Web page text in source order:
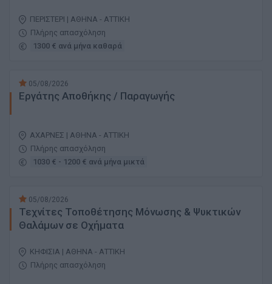
ΠΕΡΙΣΤΕΡΙ | ΑΘΗΝΑ - ΑΤΤΙΚΗ
Πλήρης απασχόληση
1300 € ανά μήνα καθαρά
05/08/2026
Εργάτης Αποθήκης / Παραγωγής
ΑΧΑΡΝΕΣ | ΑΘΗΝΑ - ΑΤΤΙΚΗ
Πλήρης απασχόληση
1030 € - 1200 € ανά μήνα μικτά
05/08/2026
Τεχνίτες Τοποθέτησης Μόνωσης & Ψυκτικών
Θαλάμων σε Οχήματα
ΚΗΦΙΣΙΑ | ΑΘΗΝΑ - ΑΤΤΙΚΗ
Πλήρης απασχόληση